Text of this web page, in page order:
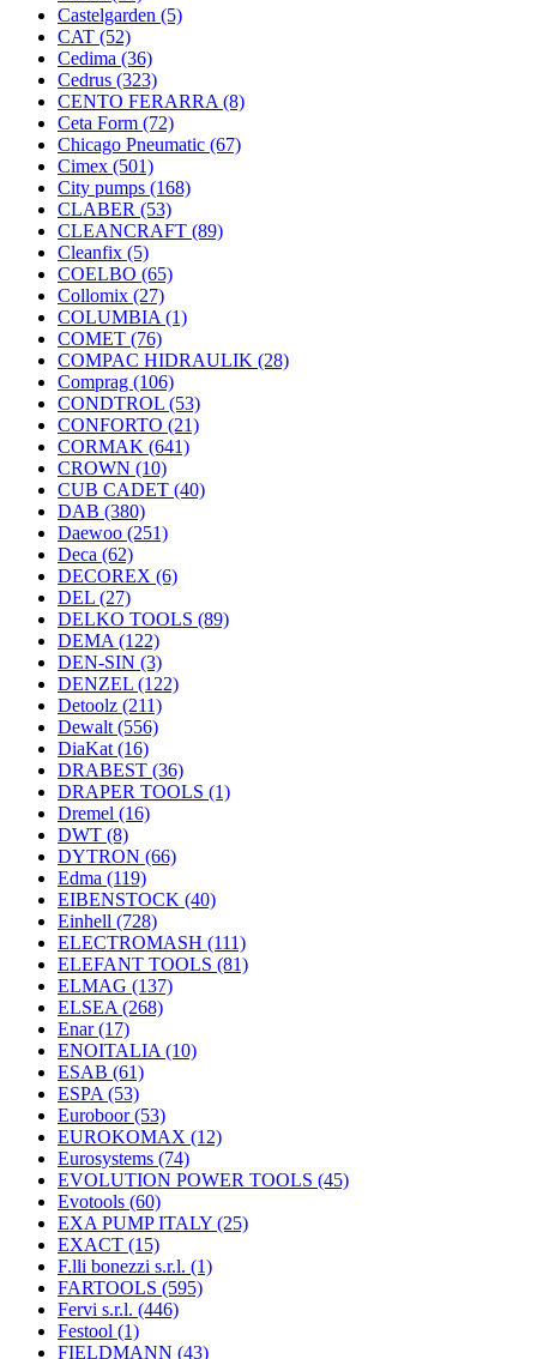
Castelgarden (5)
CAT (52)
Cedima (36)
Cedrus (323)
CENTO FERARRA (8)
Ceta Form (72)
Chicago Pneumatic (67)
Cimex (501)
City pumps (168)
CLABER (53)
CLEANCRAFT (89)
Cleanfix (5)
COELBO (65)
Collomix (27)
COLUMBIA (1)
COMET (76)
COMPAC HIDRAULIK (28)
Comprag (106)
CONDTROL (53)
CONFORTO (21)
CORMAK (641)
CROWN (10)
CUB CADET (40)
DAB (380)
Daewoo (251)
Deca (62)
DECOREX (6)
DEL (27)
DELKO TOOLS (89)
DEMA (122)
DEN-SIN (3)
DENZEL (122)
Detoolz (211)
Dewalt (556)
DiaKat (16)
DRABEST (36)
DRAPER TOOLS (1)
Dremel (16)
DWT (8)
DYTRON (66)
Edma (119)
EIBENSTOCK (40)
Einhell (728)
ELECTROMASH (111)
ELEFANT TOOLS (81)
ELMAG (137)
ELSEA (268)
Enar(17)
ENOITALIA (10)
ESAB (61)
ESPA (53)
Euroboor(53)
EUROKOMAX (12)
Eurosystems (74)
EVOLUTION POWER TOOLS (45)
Evotools (60)
EXA PUMP ITALY (25)
EXACT (15)
F.lli bonezzi s.r.l. (1)
FARTOOLS (595)
Fervi s.r.l. (446)
Festool (1)
FIELDMANN (43)